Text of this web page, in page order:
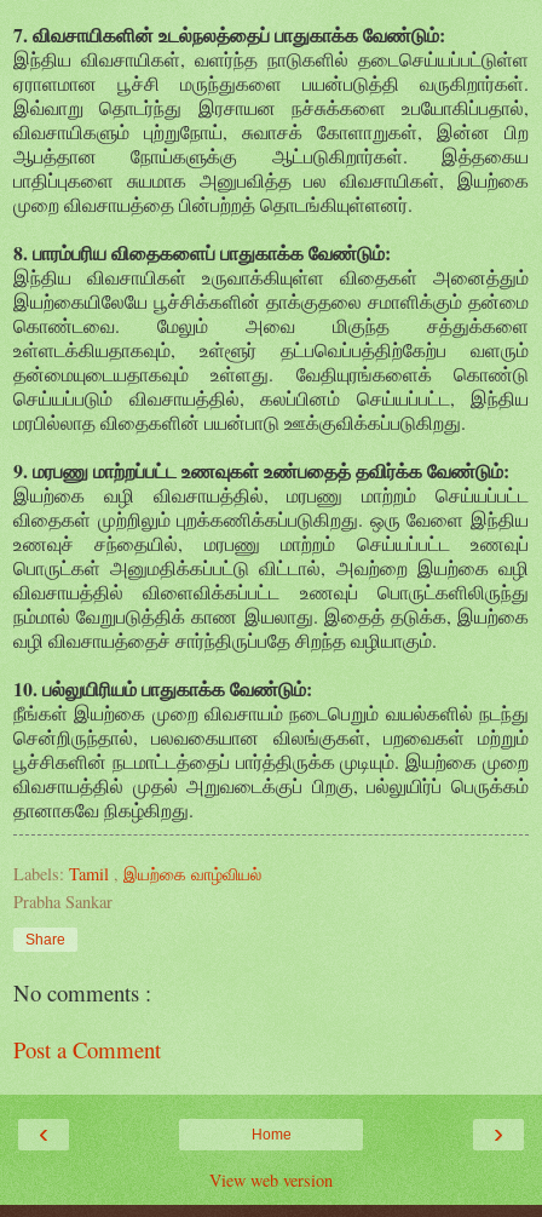
7. விவசாயிகளின் உடல்நலத்தைப் பாதுகாக்க வேண்டும்:
இந்திய விவசாயிகள், வளர்ந்த நாடுகளில் தடைசெய்யப்பட்டுள்ள
ஏராளமான பூச்சி மருந்துகளை பயன்படுத்தி வருகிறார்கள்.
இவ்வாறு தொடர்ந்து இரசாயன நச்சுக்களை உபயோகிப்பதால்,
விவசாயிகளும் புற்றுநோய், சுவாசக் கோளாறுகள், இன்ன பிற
ஆபத்தான நோய்களுக்கு ஆட்படுகிறார்கள். இத்தகைய
பாதிப்புகளை சுயமாக அனுபவித்த பல விவசாயிகள், இயற்கை
முறை விவசாயத்தை பின்பற்றத் தொடங்கியுள்ளனர்.
8. பாரம்பரிய விதைகளைப் பாதுகாக்க வேண்டும்:
இந்திய விவசாயிகள் உருவாக்கியுள்ள விதைகள் அனைத்தும்
இயற்கையிலேயே பூச்சிக்களின் தாக்குதலை சமாளிக்கும் தன்மை
கொண்டவை. மேலும் அவை மிகுந்த சத்துக்களை
உள்ளடக்கியதாகவும், உள்ளூர் தட்பவெப்பத்திற்கேற்ப வளரும்
தன்மையுடையதாகவும் உள்ளது. வேதியுரங்களைக் கொண்டு
செய்யப்படும் விவசாயத்தில், கலப்பினம் செய்யப்பட்ட, இந்திய
மரபில்லாத விதைகளின் பயன்பாடு ஊக்குவிக்கப்படுகிறது.
9. மரபணு மாற்றப்பட்ட உணவுகள் உண்பதைத் தவிர்க்க வேண்டும்:
இயற்கை வழி விவசாயத்தில், மரபணு மாற்றம் செய்யப்பட்ட
விதைகள் முற்றிலும் புறக்கணிக்கப்படுகிறது. ஒரு வேளை இந்திய
உணவுச் சந்தையில், மரபணு மாற்றம் செய்யப்பட்ட உணவுப்
பொருட்கள் அனுமதிக்கப்பட்டு விட்டால், அவற்றை இயற்கை வழி
விவசாயத்தில் விளைவிக்கப்பட்ட உணவுப் பொருட்களிலிருந்து
நம்மால் வேறுபடுத்திக் காண இயலாது. இதைத் தடுக்க, இயற்கை
வழி விவசாயத்தைச் சார்ந்திருப்பதே சிறந்த வழியாகும்.
10. பல்லுயிரியம் பாதுகாக்க வேண்டும்:
நீங்கள் இயற்கை முறை விவசாயம் நடைபெறும் வயல்களில் நடந்து
சென்றிருந்தால், பலவகையான விலங்குகள், பறவைகள் மற்றும்
பூச்சிகளின் நடமாட்டத்தைப் பார்த்திருக்க முடியும். இயற்கை முறை
விவசாயத்தில் முதல் அறுவடைக்குப் பிறகு, பல்லுயிர்ப் பெருக்கம்
தானாகவே நிகழ்கிறது.
Labels: Tamil , இயற்கை வாழ்வியல்
Prabha Sankar
Share
No comments :
Post a Comment
‹ ›
Home
View web version